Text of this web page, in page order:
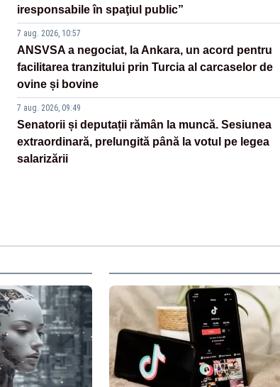
iresponsabile în spaţiul public”
7 aug. 2026, 10:57
ANSVSA a negociat, la Ankara, un acord pentru
facilitarea tranzitului prin Turcia al carcaselor de
ovine și bovine
7 aug. 2026, 09:49
Senatorii și deputații rămân la muncă. Sesiunea
extraordinară, prelungită până la votul pe legea
salarizării